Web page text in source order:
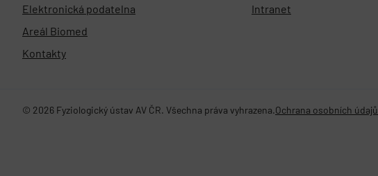
Elektronická podatelna
Areál Biomed
Kontakty
Intranet
© 2026 Fyziologický ústav AV ČR. Všechna práva vyhrazena.Ochrana osobních údajů